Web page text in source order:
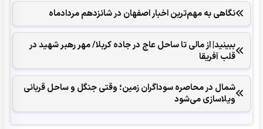
نگاهی به مهم‌ترین اخبار اصفهان در‌ شانزدهم مردادماه
ببینید| از مالی تا ساحل عاج در جاده کربلا/ مهر رهبر شهید در
قلب آفریقا
شمال در محاصره سوداگران زمین؛ وقتی جنگل و ساحل قربانی
ویلاسازی می‌شود